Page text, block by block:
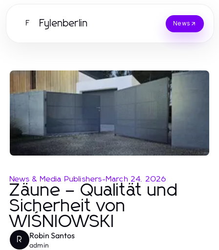
F Fylenberlin News
News & Media Publishers-March 24, 2026
Zäune – Qualität und
Sicherheit von
WIŚNIOWSKI
R Robin Santos
admin